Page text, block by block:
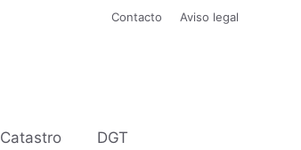
Contacto Aviso legal
Catastro DGT